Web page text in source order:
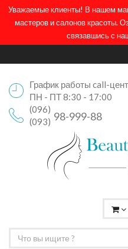
Уважаемые клиенты! В нашем
мастеров и салонов красоты.
связавшись с
График работы call-
ПН - ПТ 8:30 - 17:00
(096)
98-999-88
(093)